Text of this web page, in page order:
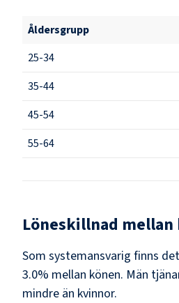
Åldersgrupp
25-34
35-44
45-54
55-64
Löneskillnad mellan
Som systemansvarig finns
3.0% mellan könen. Män
mindre än kvinnor.